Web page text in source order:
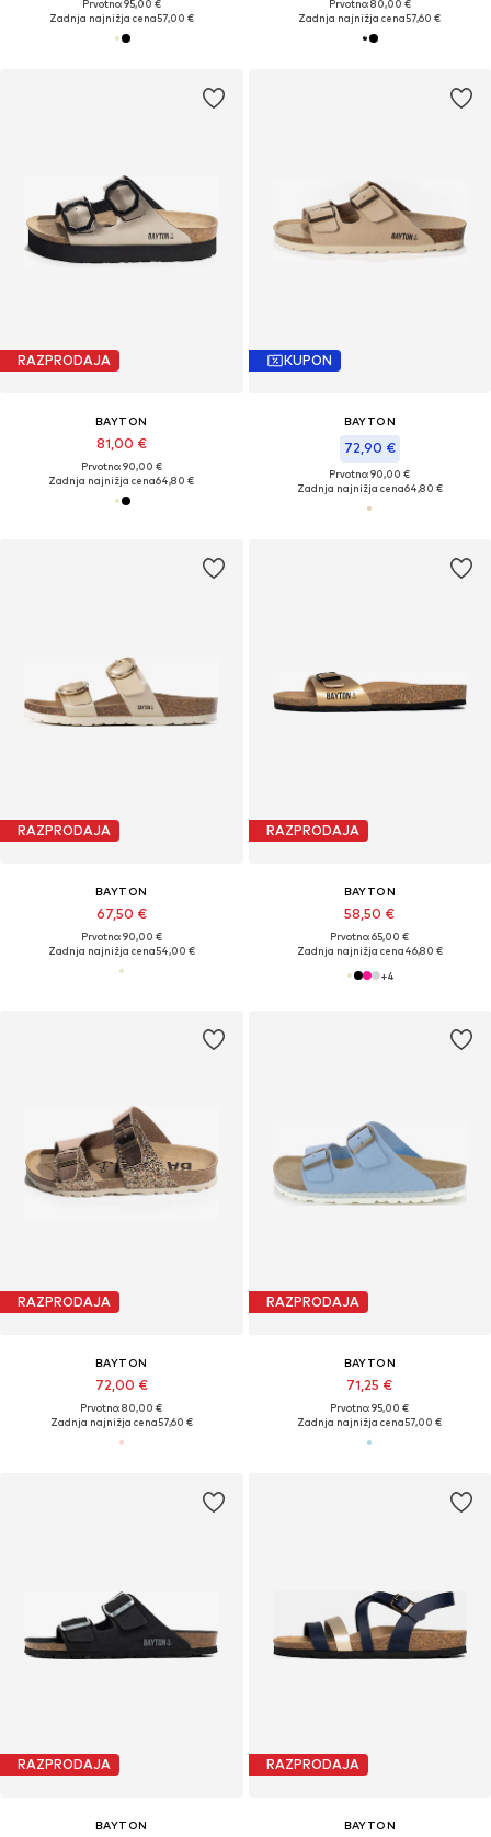
Prvotno: 95,00 €
Zadnja najnižja cena57,00 €
Prvotno: 80,00 €
Zadnja najnižja cena57,60 €
RAZPRODAJA
BAYTON
81,00 €
Prvotno: 90,00 €
Zadnja najnižja cena64,80 €
KUPON
BAYTON
72,90 €
Prvotno: 90,00 €
Zadnja najnižja cena64,80 €
RAZPRODAJA
BAYTON
67,50 €
Prvotno: 90,00 €
Zadnja najnižja cena54,00 €
RAZPRODAJA
BAYTON
58,50 €
Prvotno: 65,00 €
Zadnja najnižja cena46,80 €
+4
RAZPRODAJA
BAYTON
72,00 €
Prvotno: 80,00 €
Zadnja najnižja cena57,60 €
RAZPRODAJA
BAYTON
71,25 €
Prvotno: 95,00 €
Zadnja najnižja cena57,00 €
RAZPRODAJA
BAYTON
RAZPRODAJA
BAYTON